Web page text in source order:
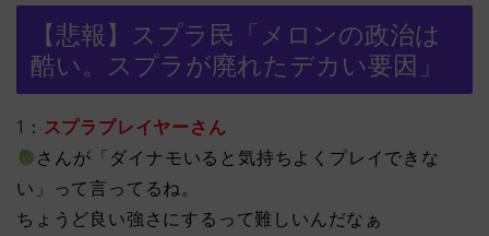
【悲報】スプラ民「メロンの政治は
酷い。スプラが廃れたデカい要因」
1： スプラプレイヤーさん
さんが「ダイナモいると気持ちよくプレイできな
い」って言ってるね。
ちょうど良い強さにするって難しいんだなぁ